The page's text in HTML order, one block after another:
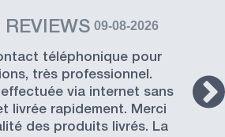
REVIEWS 09-08-2026
téléphonique pour
très professionnel.
via internet sans
livrée rapidement. Merci
des produits livrés. La